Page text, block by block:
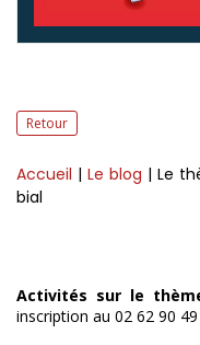
Retour
Accueil | Le blog | Le
bial
Activités sur le
inscription au 02 62 90